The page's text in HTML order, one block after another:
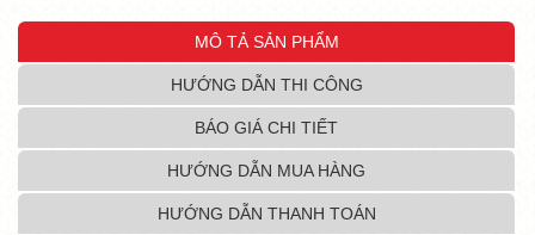
MÔ TẢ SẢN PHẨM
HƯỚNG DẪN THI CÔNG
BÁO GIÁ CHI TIẾT
HƯỚNG DẪN MUA HÀNG
HƯỚNG DẪN THANH TOÁN